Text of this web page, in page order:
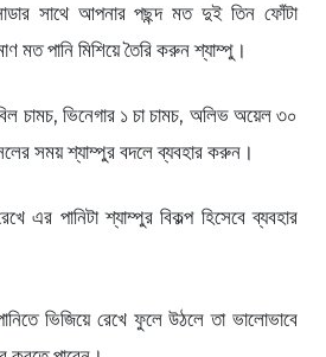
সাথে আপনার পছন্দ মত দুই তিন ফোঁটা
মত পানি মিশিয়ে তৈরি করুন শ্যাম্পু।
চামচ, ভিনেগার ১ চা চামচ, অলিভ অয়েল ৩০
সময় শ্যাম্পুর বদলে ব্যবহার করুন।
এর পানিটা শ্যাম্পুর বিকল্প হিসেবে ব্যবহার
ভিজিয়ে রেখে ফুলে উঠলে তা ভালোভাবে